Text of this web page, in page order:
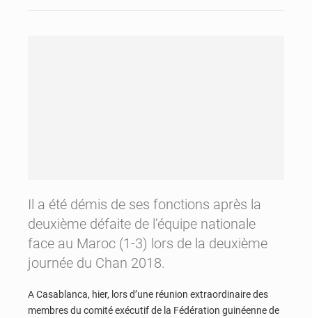
Il a été démis de ses fonctions après la
deuxième défaite de l’équipe nationale
face au Maroc (1-3) lors de la deuxième
journée du Chan 2018.
A Casablanca, hier, lors d’une réunion extraordinaire des
membres du comité exécutif de la Fédération guinéenne de